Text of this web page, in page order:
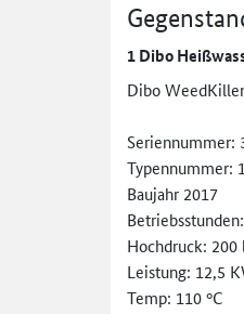
1 Dibo
Dibo
Seriennummer:
Typennummer:
Baujahr 2017
Hochdruck:
Leistung: 12,5
Temp: 110 °C